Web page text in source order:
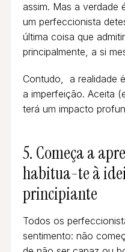
assim. Mas a verdade
um perfeccionista
última coisa que
principalmente, a si
Contudo, a realidade
a imperfeição. Aceita
terá um impacto
5. Começa a
habitua-te à
principiante
Todos os
sentimento: não